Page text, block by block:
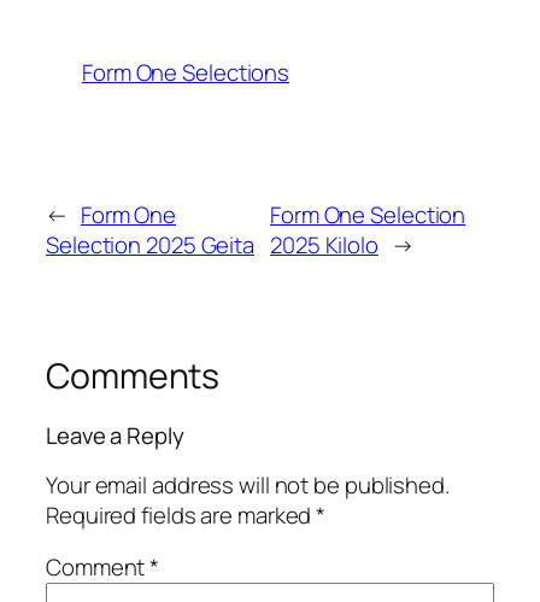
Form One Selections
← Form One
Selection 2025 Geita
Form One Selection
2025 Kilolo →
Comments
Leave a Reply
Your email address will not be published.
Required fields are marked*
Comment*